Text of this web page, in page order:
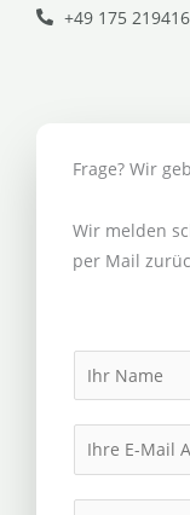
+49 175
Frage? Wir
Wir melden
per Mail
a
m
m
a